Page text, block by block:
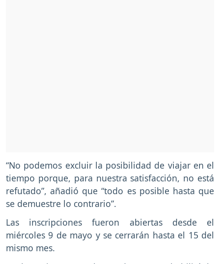
“No podemos excluir la posibilidad de viajar en el
tiempo porque, para nuestra satisfacción, no está
refutado”, añadió que “todo es posible hasta que
se demuestre lo contrario”.
Las inscripciones fueron abiertas desde el
miércoles 9 de mayo y se cerrarán hasta el 15 del
mismo mes.